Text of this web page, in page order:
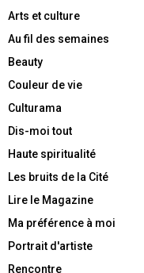
Arts et culture
Au fil des semaines
Beauty
Couleur de vie
Culturama
Dis-moi tout
Haute spiritualité
Les bruits de la Cité
Lire le Magazine
Ma préférence à moi
Portrait d'artiste
Rencontre